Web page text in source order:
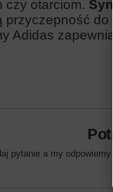
czy otarciom.
do
Adidas
pytanie a my